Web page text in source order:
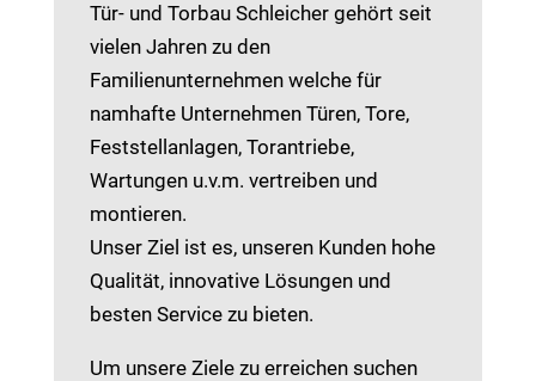
Tür- und Torbau Schleicher gehört seit
vielen Jahren zu den
Familienunternehmen welche für
namhafte Unternehmen Türen, Tore,
Feststellanlagen, Torantriebe,
Wartungen u.v.m. vertreiben und
montieren.
Unser Ziel ist es, unseren Kunden hohe
Qualität, innovative Lösungen und
besten Service zu bieten.
Um unsere Ziele zu erreichen suchen